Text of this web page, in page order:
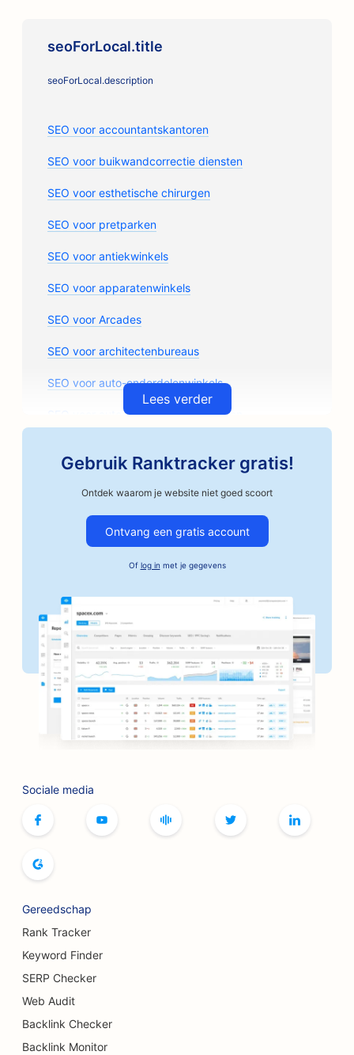
seoForLocal.title
seoForLocal.description
SEO voor accountantskantoren
SEO voor buikwandcorrectie diensten
SEO voor esthetische chirurgen
SEO voor pretparken
SEO voor antiekwinkels
SEO voor apparatenwinkels
SEO voor Arcades
SEO voor architectenbureaus
SEO voor auto-onderdelenwinkels
SEO voor autoschadeherstelbedrijven
SEO voor kunstlessen
SEO voor borgtochtdiensten
SEO voor bakkerijen
SEO voor banken
SEO voor kapperszaken
SEO voor bordspelcafés
SEO voor BBQ-restaurants
SEO voor botox- en fillerservices
SEO voor bowlingbanen
SEO voor borstvergrotingsdiensten
SEO voor brouwerijen
SEO voor cafés
Lees verder
Gebruik Ranktracker gratis!
Ontdek waarom je website niet goed scoort
Ontvang een gratis account
Of log in met je gegevens
Sociale media
Gereedschap
Rank Tracker
Keyword Finder
SERP Checker
Web Audit
Backlink Checker
Backlink Monitor